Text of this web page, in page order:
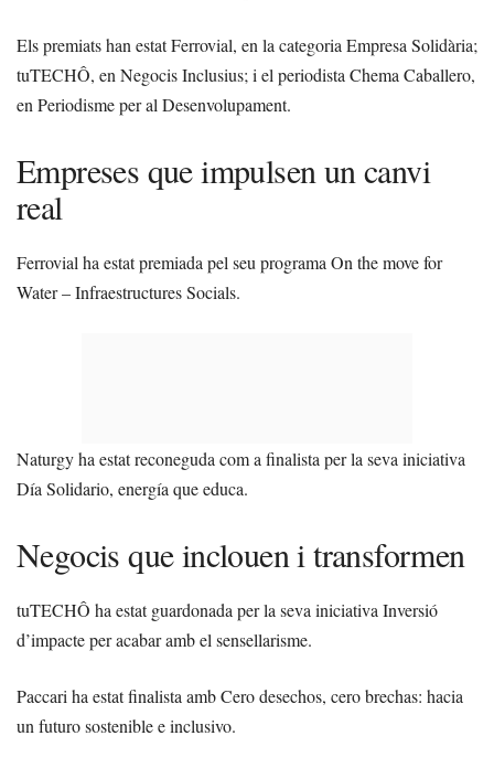
Els premiats han estat Ferrovial, en la categoria Empresa Solidària;
tuTECHÔ, en Negocis Inclusius; i el periodista Chema Caballero,
en Periodisme per al Desenvolupament.
Empreses que impulsen un canvi
real
Ferrovial ha estat premiada pel seu programa On the move for
Water – Infraestructures Socials.
Naturgy ha estat reconeguda com a finalista per la seva iniciativa
Día Solidario, energía que educa.
Negocis que inclouen i transformen
tuTECHÔ ha estat guardonada per la seva iniciativa Inversió
d’impacte per acabar amb el sensellarisme.
Paccari ha estat finalista amb Cero desechos, cero brechas: hacia
un futuro sostenible e inclusivo.